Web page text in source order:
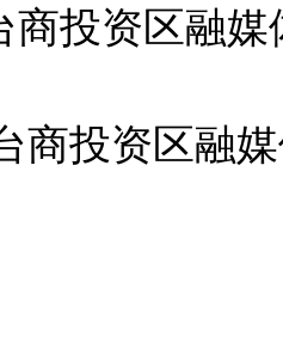
商投资区融
商投资区融